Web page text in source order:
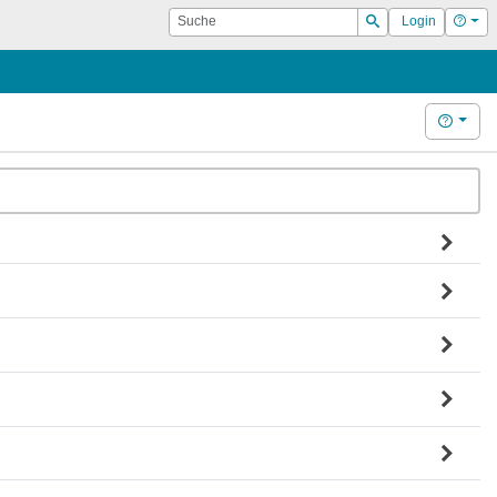
Suche
Suchen
Login Hilfe
Hilfe